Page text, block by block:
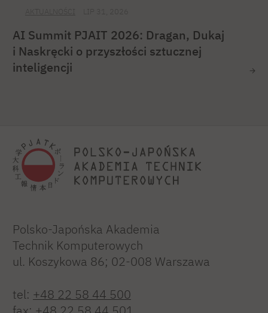
AI Summit PJAIT 2026: Dragan, Dukaj
i Naskręcki o przyszłości sztucznej
inteligencji
Polsko-Japońska Akademia
Technik Komputerowych
ul. Koszykowa 86; 02-008 Warszawa
tel: +48 22 58 44 500